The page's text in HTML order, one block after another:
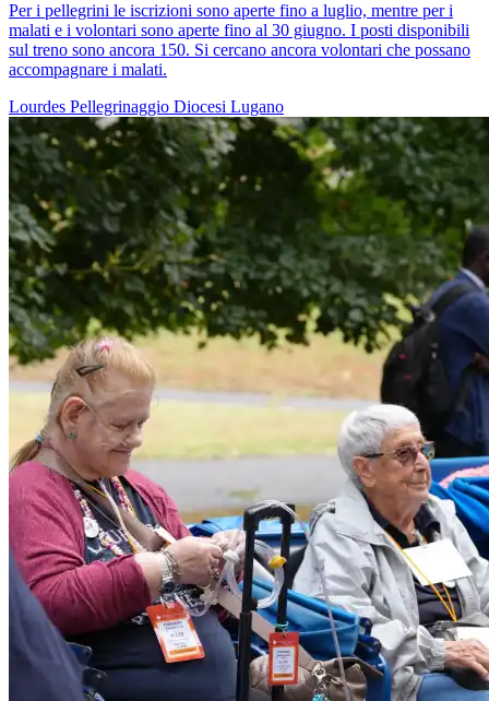
Per i pellegrini le iscrizioni sono aperte fino a luglio, mentre per i
malati e i volontari sono aperte fino al 30 giugno. I posti disponibili
sul treno sono ancora 150. Si cercano ancora volontari che possano
accompagnare i malati.
Lourdes Pellegrinaggio Diocesi Lugano